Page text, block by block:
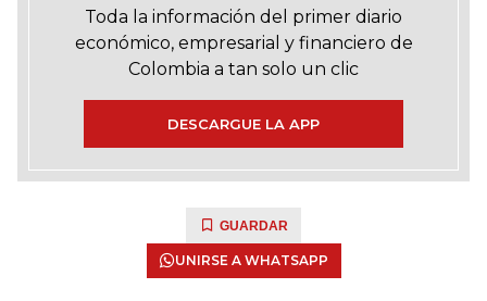
Toda la información del primer diario
económico, empresarial y financiero de
Colombia a tan solo un clic
DESCARGUE LA APP
GUARDAR
UNIRSE A WHATSAPP